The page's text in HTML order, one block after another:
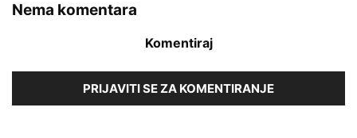
Nema komentara
Komentiraj
PRIJAVITI SE ZA KOMENTIRANJE